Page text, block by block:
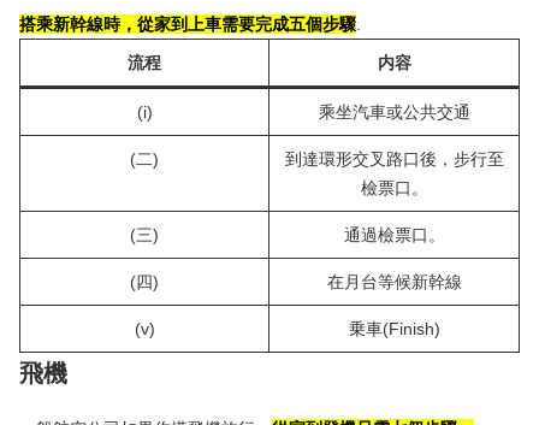
搭乘新幹線時，從家到上車需要完成五個步驟
流程
内容
(i) 乘坐汽車或公共交通
(二)
到達環形交叉路口後，步行至
檢票口。
(三) 通過檢票口。
(四) 在月台等候新幹線
(v) 乗車(Finish)
飛機